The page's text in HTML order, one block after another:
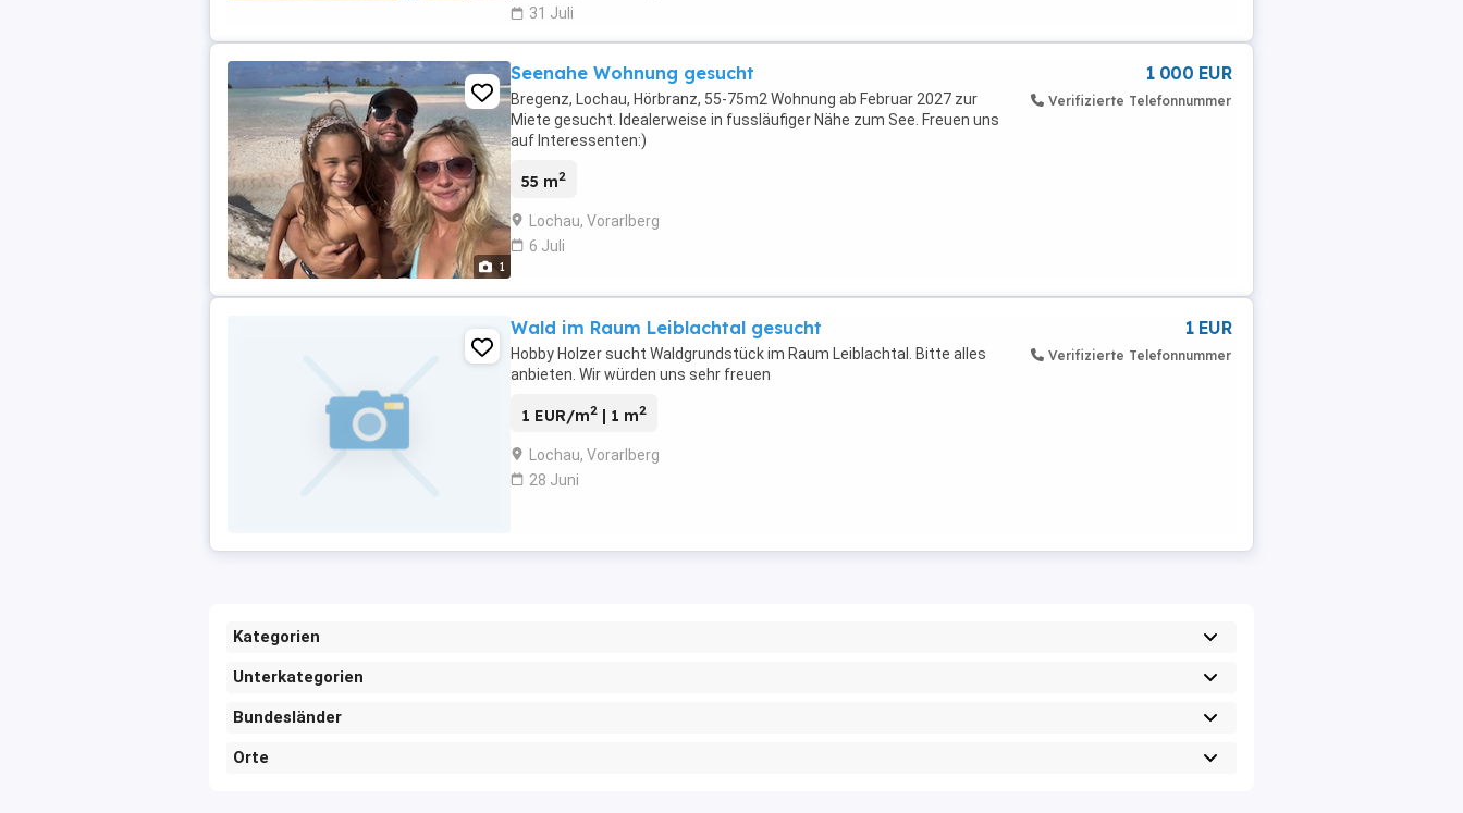
31 Juli
1
Seenahe Wohnung gesucht
Bregenz, Lochau, Hörbranz, 55-75m2 Wohnung ab Februar 2027 zur
Miete gesucht. Idealerweise in fussläufiger Nähe zum See. Freuen uns
auf Interessenten:)
55 m2
Lochau, Vorarlberg
6 Juli
1 000 EUR
Verifizierte Telefonnummer
Wald im Raum Leiblachtal gesucht
Hobby Holzer sucht Waldgrundstück im Raum Leiblachtal. Bitte alles
anbieten. Wir würden uns sehr freuen
1 EUR/m2 | 1 m2
Lochau, Vorarlberg
28 Juni
1 EUR
Verifizierte Telefonnummer
Kategorien
Unterkategorien
Bundesländer
Orte